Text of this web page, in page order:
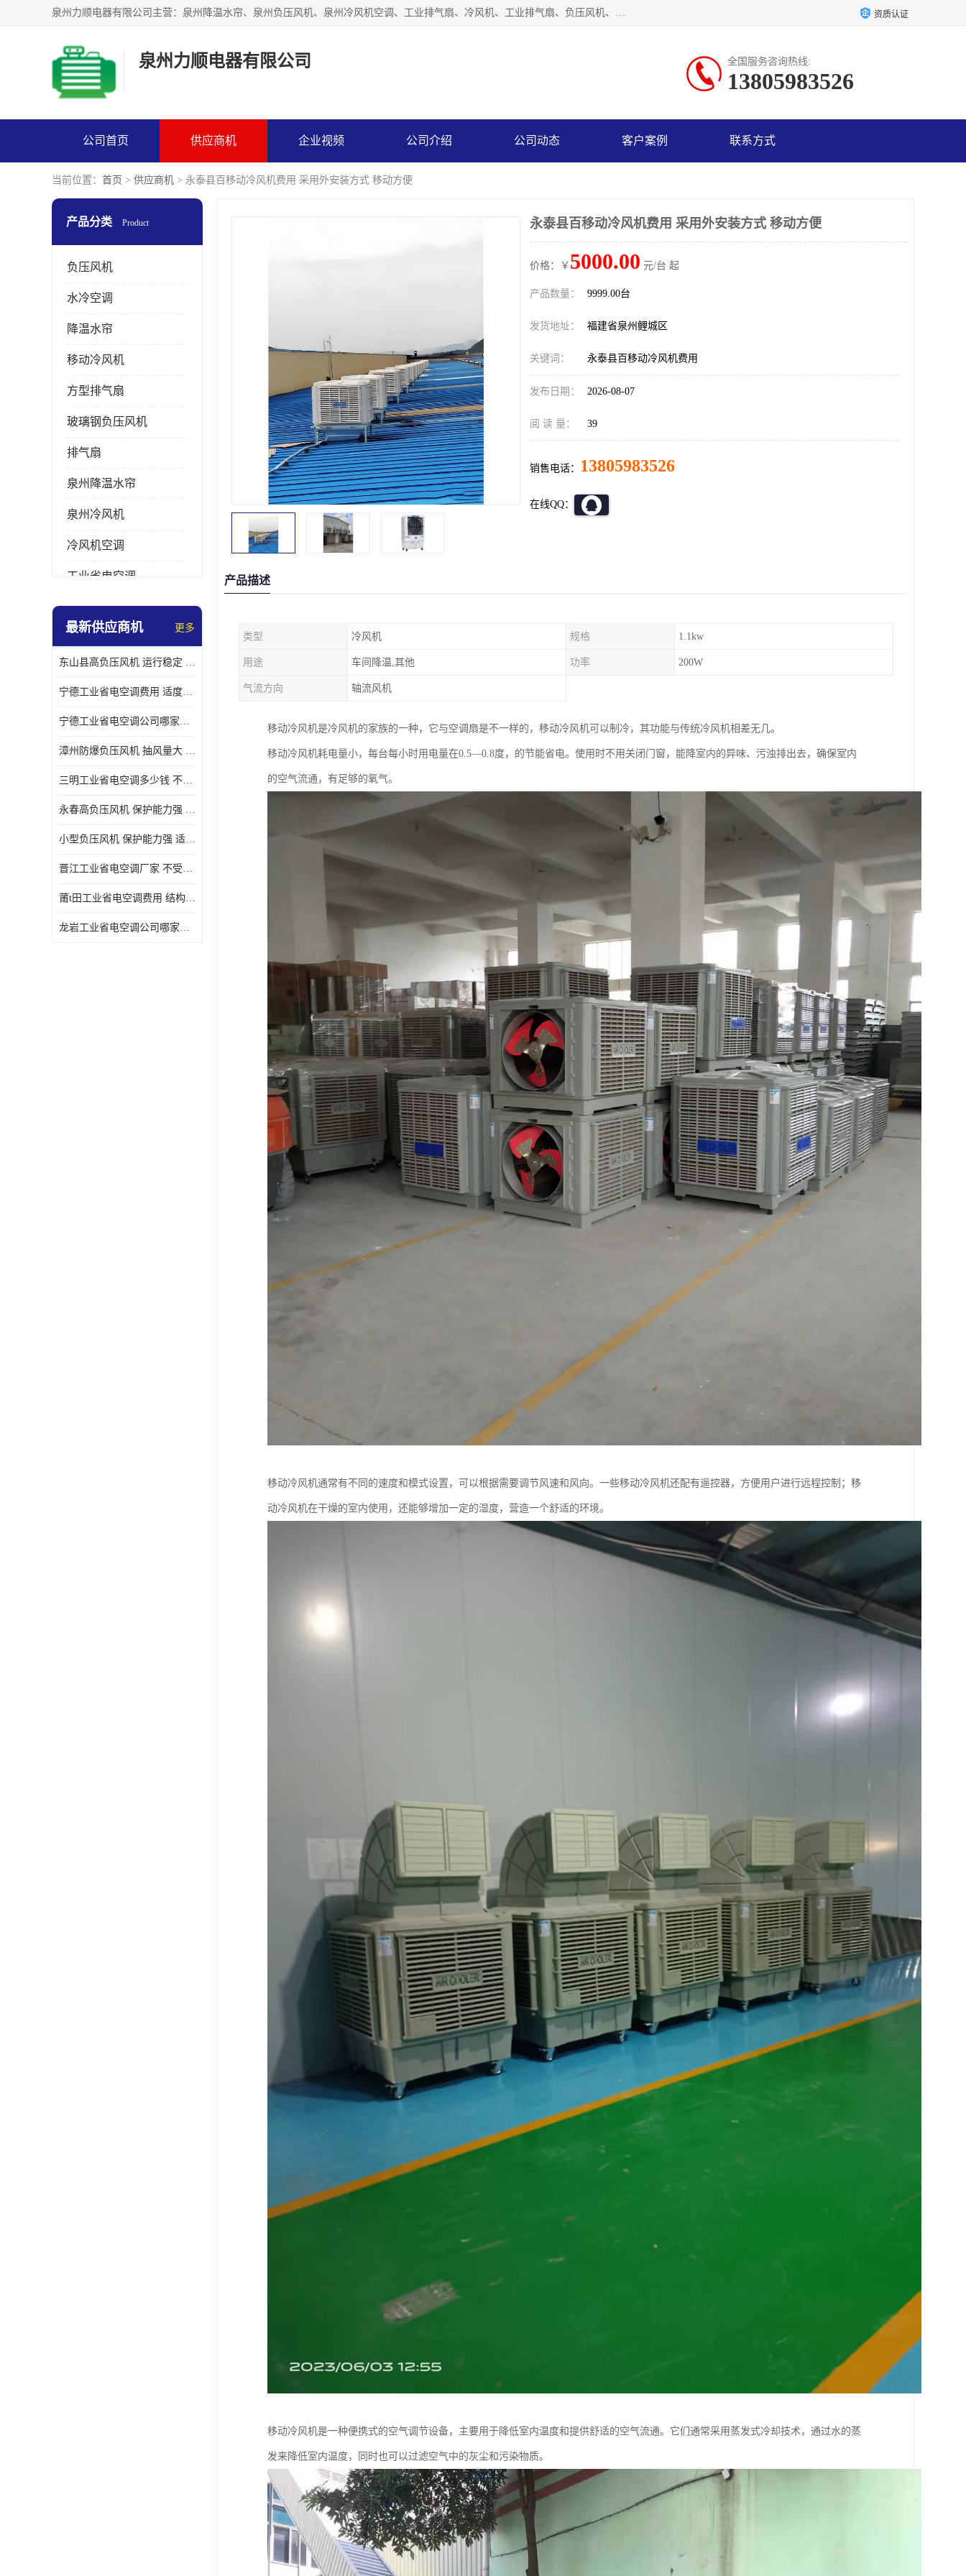
泉州力顺电器有限公司主营：泉州降温水帘、泉州负压风机、泉州冷风机空调、工业排气扇、冷风机、工业排气扇、负压风机、负压风机、水冷空调、降温水帘等产品。为用户解决了通风、降温、除味、除尘等难题，其环保、节能的理念与用户的实践检验结果相吻合，赢得了广大客户的信誉和青睐。 资质认证
泉州力顺电器有限公司 全国服务咨询热线:
13805983526
公司首页 供应商机 企业视频 公司介绍 公司动态 客户案例 联系方式
当前位置： 首页 > 供应商机 > 永泰县百移动冷风机费用 采用外安装方式 移动方便
产品分类 Product
负压风机
水冷空调
降温水帘
移动冷风机
方型排气扇
玻璃钢负压风机
排气扇
泉州降温水帘
泉州冷风机
冷风机空调
工业省电空调
工业大吊扇
最新供应商机 更多
东山县高负压风机 运行稳定 耐高温 防腐蚀
宁德工业省电空调费用 适度较高 节省占用空间
宁德工业省电空调公司哪家好 适度较高 结构紧凑 美观
漳州防爆负压风机 抽风量大 通风降温效果好
三明工业省电空调多少钱 不受管长限制 保持空气湿润
永春高负压风机 保护能力强 体积大 风道大
小型负压风机 保护能力强 适用面积广
晋江工业省电空调厂家 不受管长限制 节省占用空间
莆t田工业省电空调费用 结构紧凑 美观 能耗低 噪音小
龙岩工业省电空调公司哪家好 适应性强 维护简单
永泰县百移动冷风机费用 采用外安装方式 移动方便
价格：￥ 5000.00 元/台 起
产品数量： 9999.00台
发货地址： 福建省泉州鲤城区
关键词： 永泰县百移动冷风机费用
发布日期： 2026-08-07
阅 读 量： 39
销售电话： 13805983526
在线QQ：
产品描述
类型 冷风机 规格 1.1kw
用途 车间降温,其他 功率 200W
气流方向 轴流风机
移动冷风机是冷风机的家族的一种，它与空调扇是不一样的，移动冷风机可以制冷，其功能与传统冷风机相差无几。
移动冷风机耗电量小，每台每小时用电量在0.5—0.8度，的节能省电。使用时不用关闭门窗，能降室内的异味、污浊排出去，确保室内
的空气流通，有足够的氧气。
移动冷风机通常有不同的速度和模式设置，可以根据需要调节风速和风向。一些移动冷风机还配有遥控器，方便用户进行远程控制；移
动冷风机在干燥的室内使用，还能够增加一定的湿度，营造一个舒适的环境。
移动冷风机是一种便携式的空气调节设备，主要用于降低室内温度和提供舒适的空气流通。它们通常采用蒸发式冷却技术，通过水的蒸
发来降低室内温度，同时也可以过滤空气中的灰尘和污染物质。